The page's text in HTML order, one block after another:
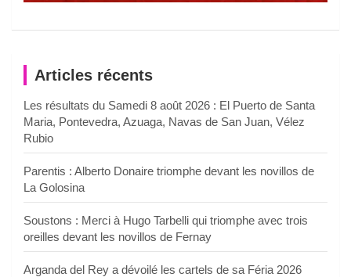
Articles récents
Les résultats du Samedi 8 août 2026 : El Puerto de Santa
Maria, Pontevedra, Azuaga, Navas de San Juan, Vélez
Rubio
Parentis : Alberto Donaire triomphe devant les novillos de
La Golosina
Soustons : Merci à Hugo Tarbelli qui triomphe avec trois
oreilles devant les novillos de Fernay
Arganda del Rey a dévoilé les cartels de sa Féria 2026